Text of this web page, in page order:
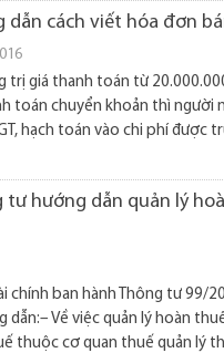
dẫn cách viết hóa đơn
trị giá thanh toán từ
toán chuyển khoản thì người
hạch toán vào chi phí được
tư hướng dẫn quản lý
chính ban hành Thông tư 99/
dẫn:– Về việc quản lý hoàn
thuộc cơ quan thuế quản lý